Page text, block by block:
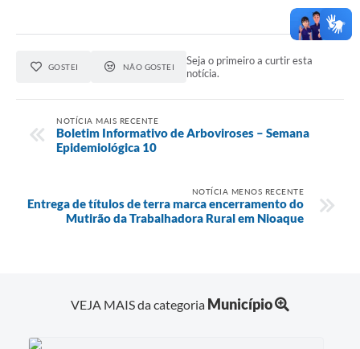
GOSTEI NÃO GOSTEI
Seja o primeiro a curtir esta
notícia.
NOTÍCIA MAIS RECENTE
Boletim Informativo de Arboviroses – Semana
Epidemiológica 10
NOTÍCIA MENOS RECENTE
Entrega de títulos de terra marca encerramento do
Mutirão da Trabalhadora Rural em Nioaque
VEJA MAIS da categoria Município